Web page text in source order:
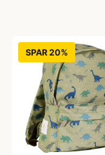
SPAR 20%